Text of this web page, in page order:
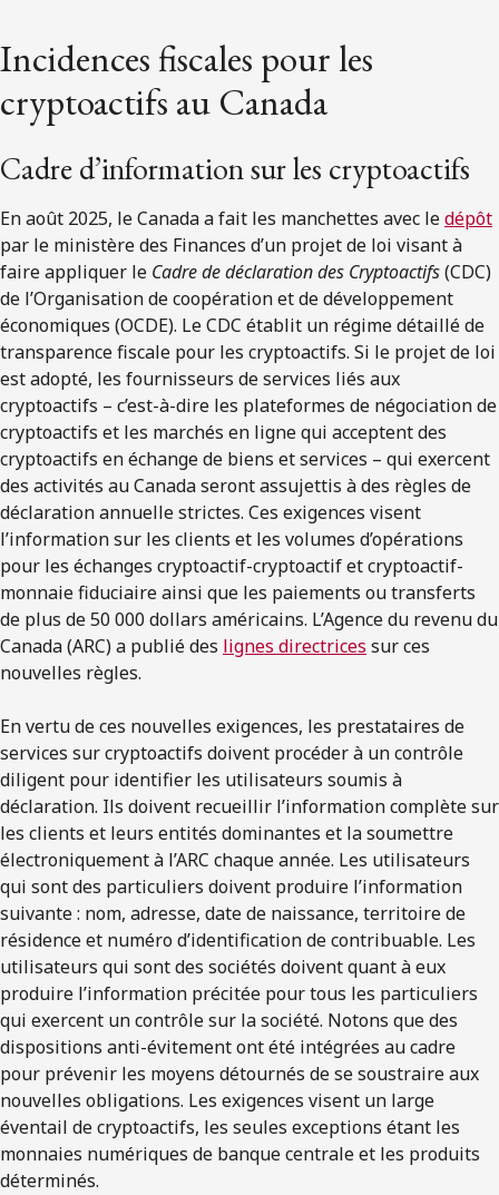
Incidences fiscales pour les
cryptoactifs au Canada
Cadre d’information sur les cryptoactifs
En août 2025, le Canada a fait les manchettes avec ledépôt
par le ministère des Finances d’un projet de loi visant à
faire appliquer le Cadre de déclaration des Cryptoactifs(CDC)
de l’Organisation de coopération et de développement
économiques (OCDE). Le CDC établit un régime détaillé de
transparence fiscale pour les cryptoactifs. Si le projet de loi
est adopté, les fournisseurs de services liés aux
cryptoactifs – c’est-à-dire les plateformes de négociation de
cryptoactifs et les marchés en ligne qui acceptent des
cryptoactifs en échange de biens et services – qui exercent
des activités au Canada seront assujettis à des règles de
déclaration annuelle strictes. Ces exigences visent
l’information sur les clients et les volumes d’opérations
pour les échanges cryptoactif-cryptoactif et cryptoactif-
monnaie fiduciaire ainsi que les paiements ou transferts
de plus de 50 000 dollars américains. L’Agence du revenu du
Canada (ARC) a publié des lignes directrices sur ces
nouvelles règles.
En vertu de ces nouvelles exigences, les prestataires de
services sur cryptoactifs doivent procéder à un contrôle
diligent pour identifier les utilisateurs soumis à
déclaration. Ils doivent recueillir l’information complète sur
les clients et leurs entités dominantes et la soumettre
électroniquement à l’ARC chaque année. Les utilisateurs
qui sont des particuliers doivent produire l’information
suivante : nom, adresse, date de naissance, territoire de
résidence et numéro d’identification de contribuable. Les
utilisateurs qui sont des sociétés doivent quant à eux
produire l’information précitée pour tous les particuliers
qui exercent un contrôle sur la société. Notons que des
dispositions anti-évitement ont été intégrées au cadre
pour prévenir les moyens détournés de se soustraire aux
nouvelles obligations. Les exigences visent un large
éventail de cryptoactifs, les seules exceptions étant les
monnaies numériques de banque centrale et les produits
déterminés.